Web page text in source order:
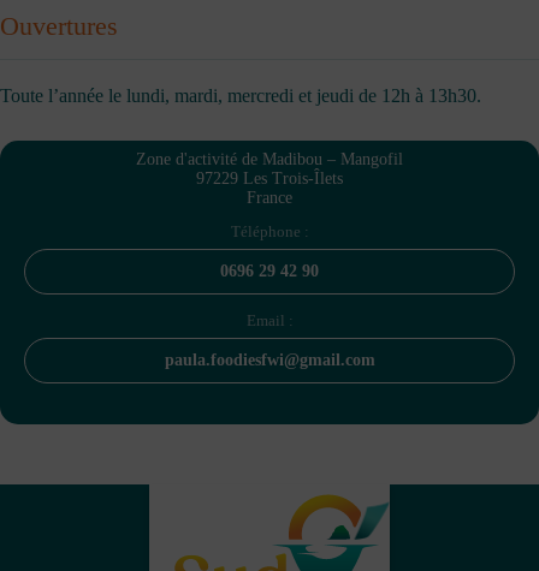
Ouvertures
Toute l’année le lundi, mardi, mercredi et jeudi de 12h à 13h30.
Zone d'activité de Madibou – Mangofil
97229 Les Trois-Îlets
France
Téléphone :
0696 29 42 90
Email :
paula.foodiesfwi@gmail.com